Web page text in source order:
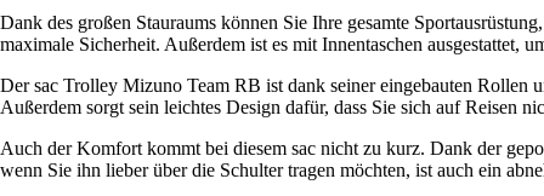
Dank des großen Stauraums können Sie Ihre gesamte
maximale Sicherheit. Außerdem ist es mit Innentaschen ausgestattet,
Der sac Trolley Mizuno Team RB ist dank seiner eingebauten Rollen
Außerdem sorgt sein leichtes Design dafür, dass Sie sich auf Reisen
Auch der Komfort kommt bei diesem sac nicht zu kurz. Dank der
wenn Sie ihn lieber über die Schulter tragen möchten, ist auch ein